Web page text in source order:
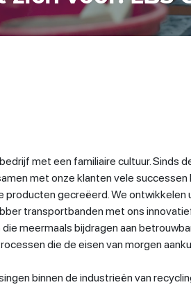
met een familiaire cultuur. Sinds
met onze klanten vele successen
producten gecreëerd. We ontwikkelen
transportbanden met ons
meermaals bijdragen aan
die de eisen van morgen
binnen de industrieën van